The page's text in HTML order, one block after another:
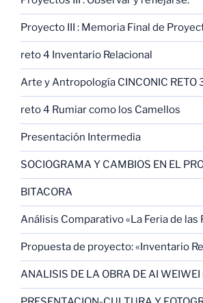
Proyecto III : Memoria Final de
reto 4 Inventario Relacional
Arte y Antropología CINCONIC RETO
reto 4 Rumiar como los Camellos
Presentación Intermedia
SOCIOGRAMA Y CAMBIOS EN EL
BITACORA
Análisis Comparativo «La Feria de las
Propuesta de proyecto: «Inventario
ANALISIS DE LA OBRA DE AI WEIWEI